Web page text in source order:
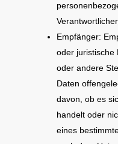
Empfänger:
oder juristische
oder andere
Daten
davon, ob es
handelt oder
eines